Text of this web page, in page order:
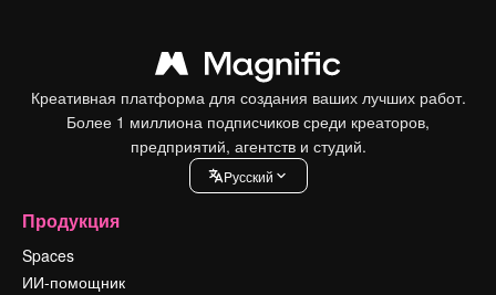
Креативная платформа для создания ваших лучших работ.
Более 1 миллиона подписчиков среди креаторов,
предприятий, агентств и студий.
Pусский
Продукция
Spaces
ИИ-помощник